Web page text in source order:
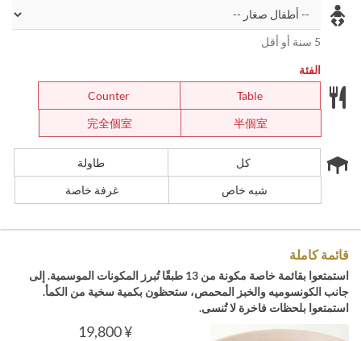
5 سنة أو أقل
الفئة
Table
Counter
半個室
完全個室
كل
طاولة
شبه خاص
غرفة خاصة
قائمة كاملة
استمتعوا بقائمة خاصة مكونة من 13 طبقًا تُبرز المكونات الموسمية. إلى
جانب الكونسوميه والخبز المحمص، ستحظون بكمية سخية من الكمأ.
استمتعوا بلحظات فاخرة لا تُنسى.
¥ 19,800